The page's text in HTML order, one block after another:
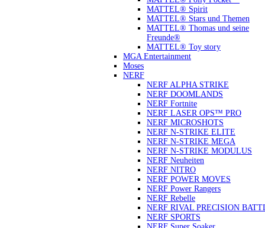
MATTEL® Spirit
MATTEL® Stars und Themen
MATTEL® Thomas und seine
Freunde®
MATTEL® Toy story
MGA Entertainment
Moses
NERF
NERF ALPHA STRIKE
NERF DOOMLANDS
NERF Fortnite
NERF LASER OPS™ PRO
NERF MICROSHOTS
NERF N-STRIKE ELITE
NERF N-STRIKE MEGA
NERF N-STRIKE MODULUS
NERF Neuheiten
NERF NITRO
NERF POWER MOVES
NERF Power Rangers
NERF Rebelle
NERF RIVAL PRECISION
NERF SPORTS